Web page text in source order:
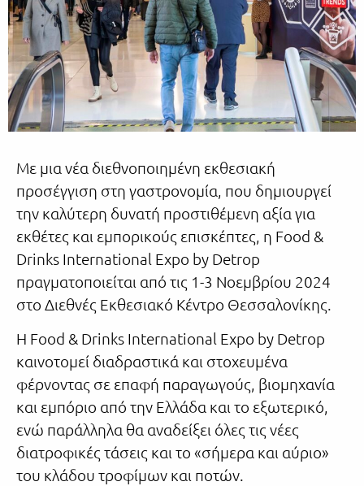
Mε μια νέα διεθνοποιημένη εκθεσιακή
προσέγγιση στη γαστρονομία, που δημιουργεί
την καλύτερη δυνατή προστιθέμενη αξία για
εκθέτες και εμπορικούς επισκέπτες, η Food &
Drinks International Expo by Detrop
πραγματοποιείται από τις 1-3 Νοεμβρίου 2024
στο Διεθνές Εκθεσιακό Κέντρο Θεσσαλονίκης.
Η Food & Drinks International Expo by Detrop
καινοτομεί διαδραστικά και στοχευμένα
φέρνοντας σε επαφή παραγωγούς, βιομηχανία
και εμπόριο από την Ελλάδα και το εξωτερικό,
ενώ παράλληλα θα αναδείξει όλες τις νέες
διατροφικές τάσεις και το «σήμερα και αύριο»
του κλάδου τροφίμων και ποτών.